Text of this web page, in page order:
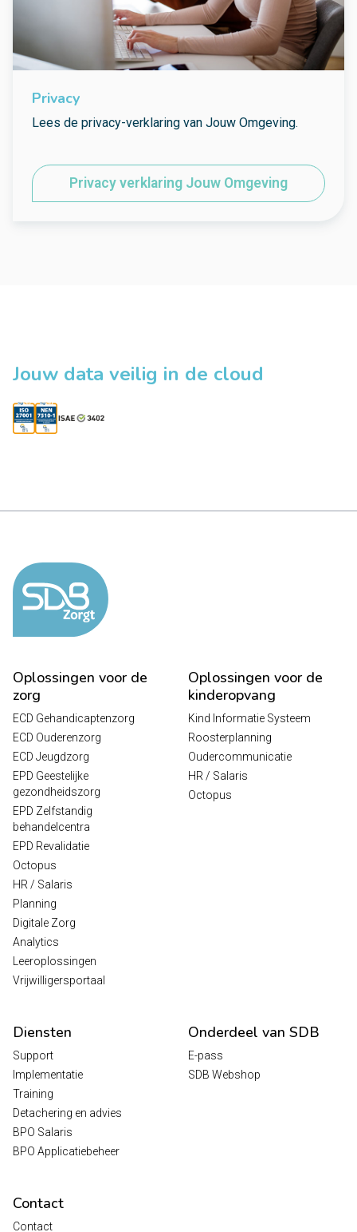
Privacy
Lees de privacy-verklaring van Jouw Omgeving.
Privacy verklaring Jouw Omgeving
Jouw data veilig in de cloud
Oplossingen voor de
zorg
ECD Gehandicaptenzorg
ECD Ouderenzorg
ECD Jeugdzorg
EPD Geestelijke
gezondheidszorg
EPD Zelfstandig
behandelcentra
EPD Revalidatie
Octopus
HR / Salaris
Planning
Digitale Zorg
Analytics
Leeroplossingen
Vrijwilligersportaal
Oplossingen voor de
kinderopvang
Kind Informatie Systeem
Roosterplanning
Oudercommunicatie
HR / Salaris
Octopus
Diensten
Support
Implementatie
Training
Detachering en advies
BPO Salaris
BPO Applicatiebeheer
Onderdeel van SDB
E-pass
SDB Webshop
Contact
Contact